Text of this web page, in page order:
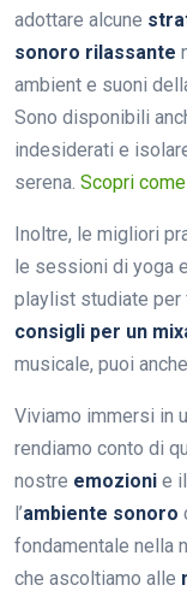
adottare alcune
sonoro rilassante
ambient e suoni
Sono disponibili
indesiderati e
serena. Scopri come
Inoltre, le migliori
le sessioni di yoga
playlist studiate per
consigli per un
musicale, puoi
Viviamo immersi in
rendiamo conto di
nostre emozioni e
l’ambiente sonoro
fondamentale nella
che ascoltiamo alle